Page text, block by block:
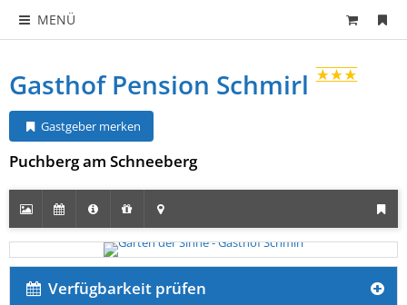
MENÜ
Gasthof Pension Schmirl
Gastgeber merken
Puchberg am Schneeberg
Verfügbarkeit prüfen